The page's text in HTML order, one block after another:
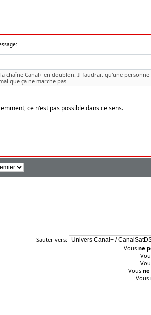
chaîne Canal+ en doublon. Il faudrait qu'une
que ça ne marche pas
ce n'est pas possible dans ce sens.
Sauter vers:
Vous ne
Vous ne
Vous